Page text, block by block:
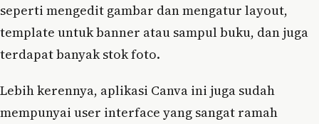
seperti mengedit gambar dan mengatur layout,
template untuk banner atau sampul buku, dan juga
terdapat banyak stok foto.
Lebih kerennya, aplikasi Canva ini juga sudah
mempunyai user interface yang sangat ramah